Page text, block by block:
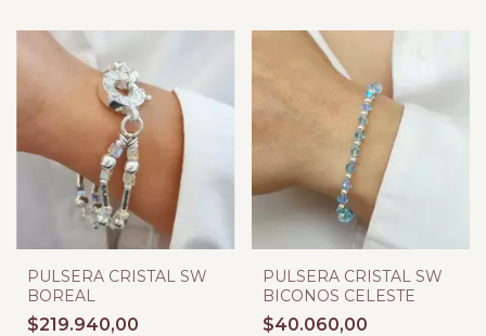
PULSERA CRISTAL SW
BOREAL
$219.940,00
PULSERA CRISTAL SW
BICONOS CELESTE
$40.060,00